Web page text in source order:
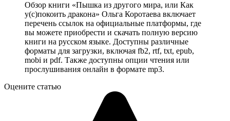
Обзор книги «Пышка из другого мира, или Как
у(с)покоить дракона» Ольга Коротаева включает
перечень ссылок на официальные платформы, где
вы можете приобрести и скачать полную версию
книги на русском языке. Доступны различные
форматы для загрузки, включая fb2, rtf, txt, epub,
mobi и pdf. Также доступны опции чтения или
прослушивания онлайн в формате mp3.
Оцените статью